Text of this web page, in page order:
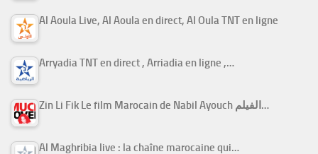
Al Aoula Live, Al Aoula en direct, Al Oula TNT en ligne
Arryadia TNT en direct , Arriadia en ligne ,…
Zin Li Fik Le film Marocain de Nabil Ayouch الفيلم…
Al Maghribia live : la chaîne marocaine qui…